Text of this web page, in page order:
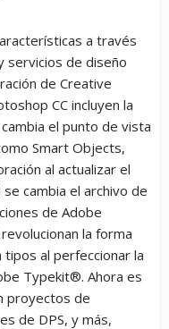
a través
servicios de diseño
de Creative
CC incluyen la
el punto de vista
Smart Objects,
al actualizar el
cambia el archivo de
de Adobe
la forma
al perfeccionar la
Typekit®. Ahora es
proyectos de
de DPS, y más,